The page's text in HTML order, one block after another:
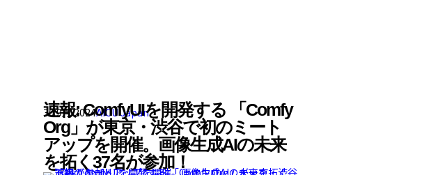
速報: ComfyUIを開発する 「Comfy
Org」が東京・渋谷で初のミート
アップを開催。画像生成AIの未来
を拓く37名が参加！
30 9月 2024AICU Japan